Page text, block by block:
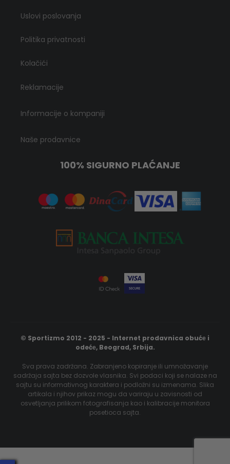
Uslovi poslovanja
Politika privatnosti
Kolačići
Reklamacije
Informacije o kompaniji
Naše prodavnice
100% SIGURNO PLAĆANJE
© Sportizmo 2012 - 2025 - Internet prodavnica obućе i
odećе, Beograd, Srbija.
Sva prava zadržana. Zabranjeno kopiranje ili umnožavanje
sadržaja sajta bez dozvole vlasnika. Svi podaci koji se nalaze na
sajtu su informativnog karaktera i podložni su izmenama. Slika
artikala i njihov prikaz mogu da variraju u zavisnosti od
osvetljanja prilikom fotografisanja kao i kalibracije monitora
posetioca sajta.